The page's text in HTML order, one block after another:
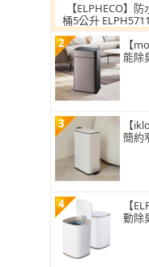
【ELPHECO】
桶5公升
小容量/小空
2
【
能除
3
【
簡約
4
【
動除